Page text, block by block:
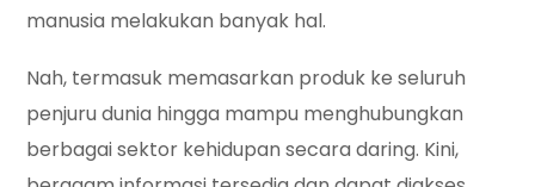
manusia melakukan banyak hal.
Nah, termasuk memasarkan produk ke seluruh
penjuru dunia hingga mampu menghubungkan
berbagai sektor kehidupan secara daring. Kini,